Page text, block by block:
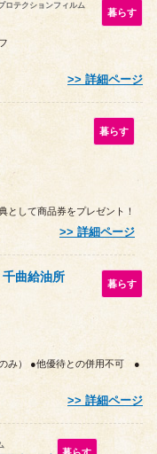
テクションフィルム
暮らす
詳細ページ
暮らす
として商品券をプレゼント！
詳細ページ
曲給油所 暮らす
み） ●他優待との併用不可 ●
詳細ページ